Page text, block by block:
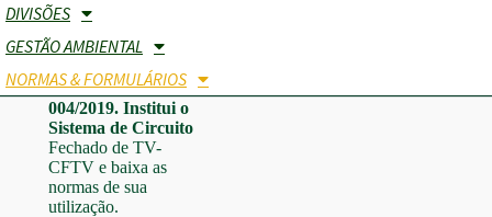
DIVISÕES
GESTÃO AMBIENTAL
NORMAS & FORMULÁRIOS
NORMAS &
PROCEDIMENTOS
PORTARIA no
004/2019. Institui o
Sistema de Circuito
Fechado de TV-
CFTV e baixa as
normas de sua
utilização.